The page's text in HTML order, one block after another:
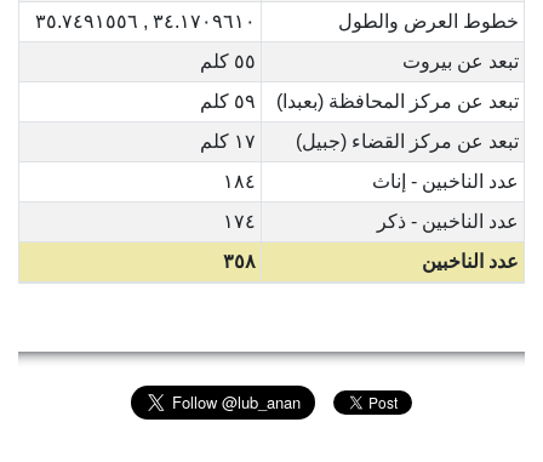
خطوط العرض والطول
٣٤.١٧٠٩٦١٠ , ٣٥.٧٤٩١٥٥٦
تبعد عن بيروت
٥٥ كلم
تبعد عن مركز المحافظة (بعبدا)
٥٩ كلم
تبعد عن مركز القضاء (جبيل)
١٧ كلم
عدد الناخبين - إناث
١٨٤
عدد الناخبين - ذكر
١٧٤
عدد الناخبين
٣٥٨